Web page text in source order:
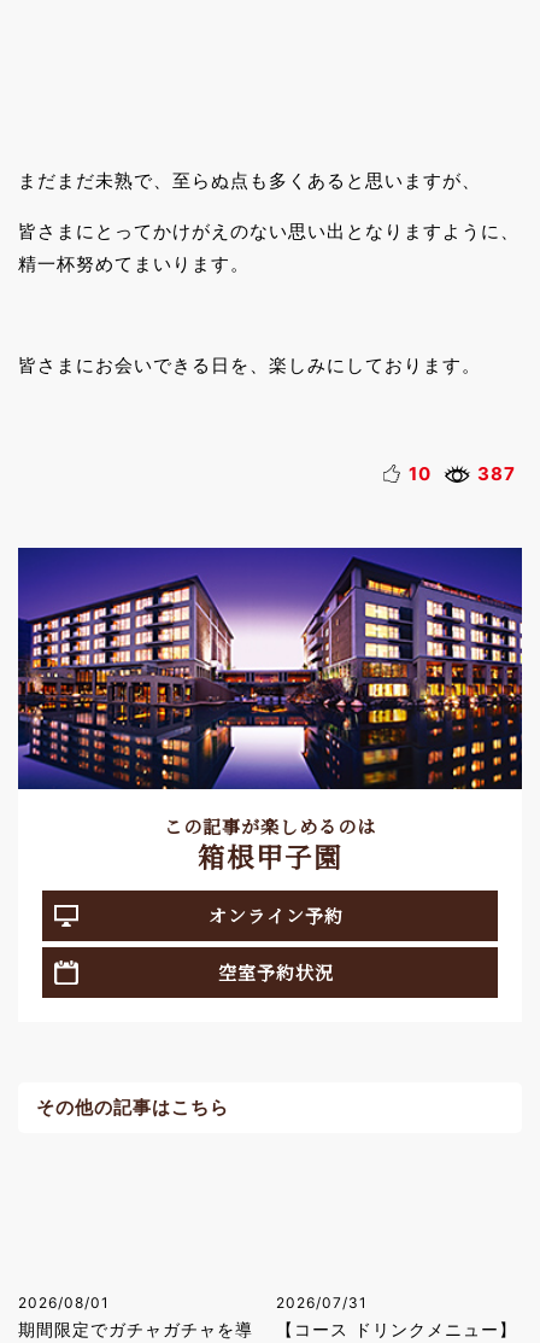
まだまだ未熟で、至らぬ点も多くあると思いますが、
皆さまにとってかけがえのない思い出となりますように、
精一杯努めてまいります。
皆さまにお会いできる日を、楽しみにしております。
10 387
この記事が楽しめるのは
箱根甲子園
オンライン予約
空室予約状況
その他の記事はこちら
2026/08/01
期間限定でガチャガチャを導
2026/07/31
【コース ドリンクメニュー】